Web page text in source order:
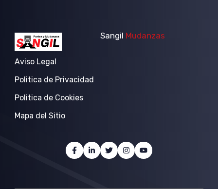
Sangil Mudanzas
Aviso Legal
Politica de Privacidad
Politica de Cookies
Mapa del Sitio